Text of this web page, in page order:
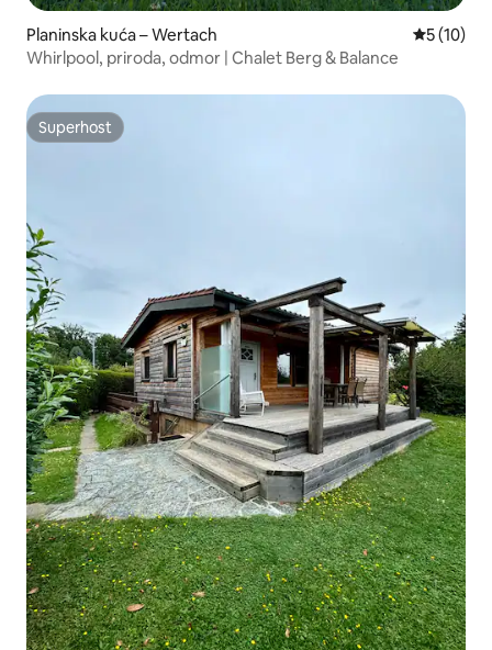
Planinska kuća – Wertach Prosječna
5 (10)
Whirlpool, priroda, odmor | Chalet Berg & Balance
Superhost
Superhost